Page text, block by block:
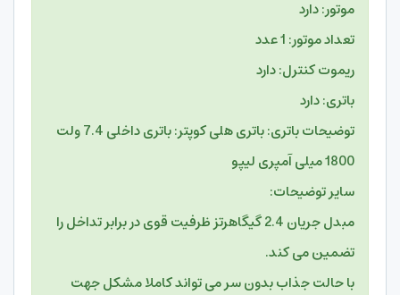
موتور: دارد
تعداد موتور: 1 عدد
ریموت کنترل: دارد
باتری: دارد
توضیحات باتری: باتری هلی کوپتر: باتری داخلی 7.4 ولت
1800 میلی آمپری لیپو
سایر توضیحات:
مبدل جریان 2.4 گیگاهرتز ظرفیت قوی در برابر تداخل را
تضمین می کند.
با حالت جذاب بدون سر می تواند کاملا مشکل جهت